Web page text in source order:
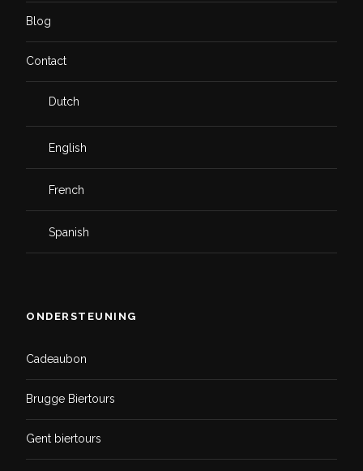
Blog
Contact
Dutch
English
French
Spanish
ONDERSTEUNING
Cadeaubon
Brugge Biertours
Gent biertours